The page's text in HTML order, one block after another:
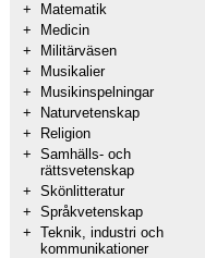
+
Matematik
+
Medicin
+
Militärväsen
+
Musikalier
+
Musikinspelningar
+
Naturvetenskap
+
Religion
+ Samhälls- och
rättsvetenskap
+ Skönlitteratur
+ Språkvetenskap
+ Teknik, industri och
kommunikationer